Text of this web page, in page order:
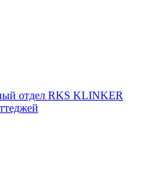
отдел RKS KLINKER